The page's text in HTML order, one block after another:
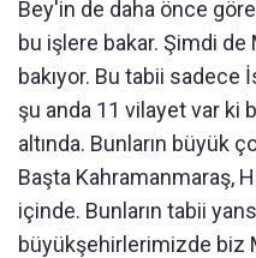
Bey'in de daha önce
bu işlere bakar. Şimdi
bakıyor. Bu tabii
şu anda 11 vilayet var ki
altında. Bunların büyük
Başta Kahramanmaraş,
içinde. Bunların tabii
büyükşehirlerimizde biz